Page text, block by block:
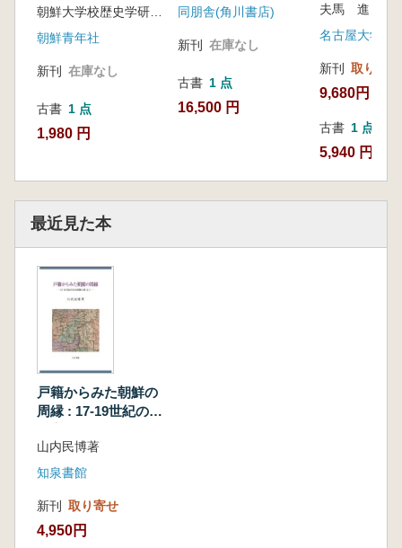
朝鮮青年社
新刊 在庫なし
古書 1 点
1,980 円
同朋舎(角川書店)
新刊 在庫なし
古書 1 点
16,500 円
夫馬 進 著
名古屋大学出
新刊 取り寄せ
9,680円
古書 1 点
5,940 円
最近見た本
戸籍からみた朝鮮の
周縁 : 17-19世紀の社
山内民博著
知泉書館
新刊 取り寄せ
4,950円